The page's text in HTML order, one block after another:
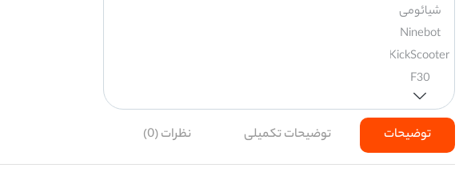
توضیحات توضیحات تکمیلی نظرات (0)